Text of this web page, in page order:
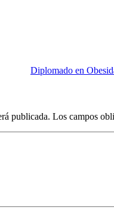
Diplomado en
publicada. Los campos